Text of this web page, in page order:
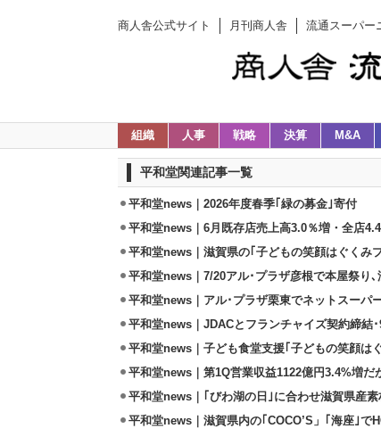
商人舎公式サイト 月刊商人舎 流通スーパー
組織 人事 戦略 決算 M&A
平和堂関連記事一覧
平和堂news｜2026年度春季｢緑の募金｣寄付
平和堂news｜6月既存店売上高3.0％増・全店
平和堂news｜滋賀県の｢子どもの笑顔はぐくみ
平和堂news｜7/20アル･プラザ彦根で本屋祭り
平和堂news｜アル･プラザ栗東でネットスーパ
平和堂news｜JDACとフランチャイズ契約締結
平和堂news｜子ども食堂支援｢子どもの笑顔は
平和堂news｜第1Q営業収益1122億円3.4%増だ
平和堂news｜｢びわ湖の日｣に合わせ滋賀県産素
平和堂news｜滋賀県内の｢COCO’S」｢海座｣で